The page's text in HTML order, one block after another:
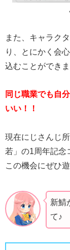
また、キャラク
り、とにかく会
込むことができま
同じ職業でも自
いい！！
現在にじさんじ
若」の1周年記念
この機会にぜひ
新鯖
て♪